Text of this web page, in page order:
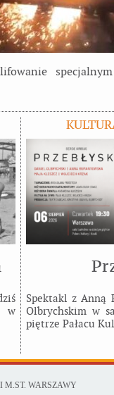
w
Spektakl z Anną
Olbrychskim w
piętrze Pałacu
M.ST. WARSZAWY